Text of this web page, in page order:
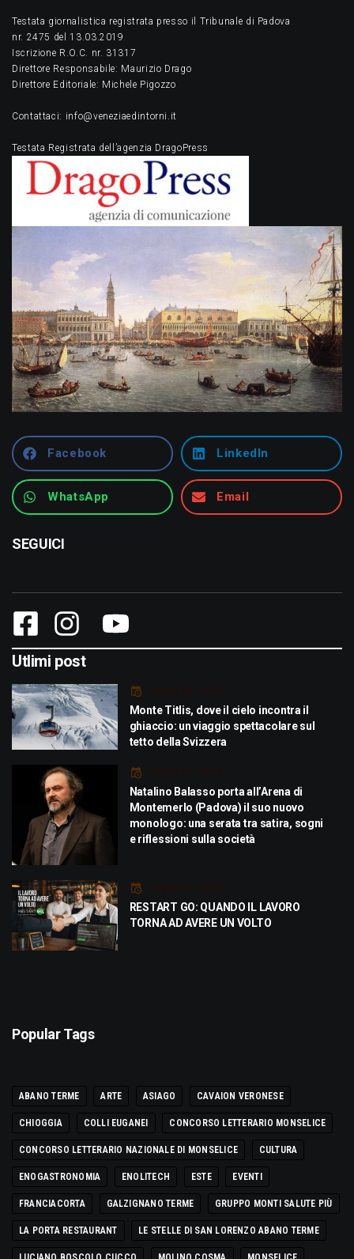
Testata giornalistica registrata presso il Tribunale di Padova
nr. 2475 del 13.03.2019
Iscrizione R.O.C. nr. 31317
Direttore Responsabile: Maurizio Drago
Direttore Editoriale: Michele Pigozzo
Contattaci: info@veneziaedintorni.it
Testata Registrata dell’agenzia DragoPress
Facebook LinkedIn
WhatsApp Email
SEGUICI
Utlimi post
Luglio 29, 2026
Monte Titlis, dove il cielo incontra il
ghiaccio: un viaggio spettacolare sul
tetto della Svizzera
Luglio 21, 2026
Natalino Balasso porta all’Arena di
Montemerlo (Padova) il suo nuovo
monologo: una serata tra satira, sogni
e riflessioni sulla società
Luglio 21, 2026
RESTART GO: QUANDO IL LAVORO
TORNA AD AVERE UN VOLTO
Popular Tags
ABANO TERME ARTE ASIAGO CAVAION VERONESE
CHIOGGIA COLLI EUGANEI CONCORSO LETTERARIO MONSELICE
CONCORSO LETTERARIO NAZIONALE DI MONSELICE CULTURA
ENOGASTRONOMIA ENOLITECH ESTE EVENTI
FRANCIACORTA GALZIGNANO TERME GRUPPO MONTI SALUTE PIÙ
LA PORTA RESTAURANT LE STELLE DI SAN LORENZO ABANO TERME